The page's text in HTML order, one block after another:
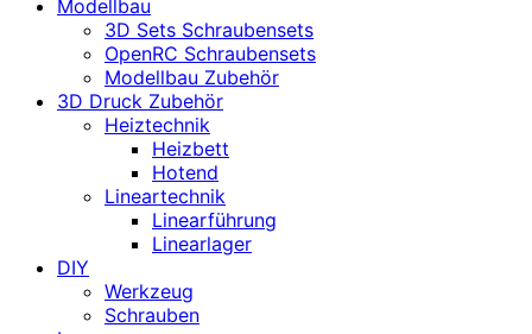
Modellbau
3D Sets Schraubensets
OpenRC Schraubensets
Modellbau Zubehör
3D Druck Zubehör
Heiztechnik
Heizbett
Hotend
Lineartechnik
Linearführung
Linearlager
DIY
Werkzeug
Schrauben